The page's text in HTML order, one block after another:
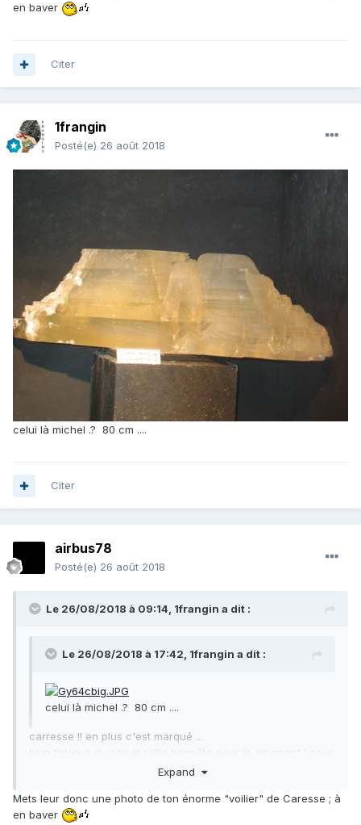
en baver
Citer
1frangin
Posté(e) 26 août 2018
celui là michel .? 80 cm ....
Citer
airbus78
Posté(e) 26 août 2018
Le 26/08/2018 à 09:14, 1frangin a dit :
Le 26/08/2018 à 17:42, 1frangin a dit :
celui là michel .? 80 cm ....
carresse !! en plus c'est marqué ...
la valeur vu que tu l'as acheté tu dois savoir ... non ?
Expand
Mets leur donc une photo de ton énorme "voilier" de Caresse ; à
en baver